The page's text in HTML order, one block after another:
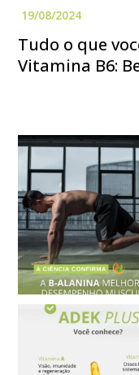
Tudo o que
Vitamina B6: